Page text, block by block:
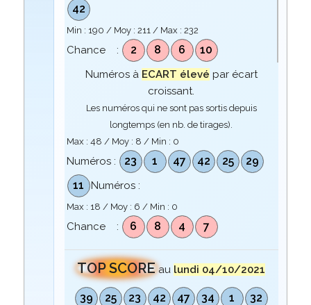
42
Min : 190 / Moy : 211/ Max : 232
Chance : 2 8 6 10
Numéros à ECART élevé par écart
croissant.
Les numéros qui ne sont pas sortis depuis
longtemps (en nb. de tirages).
Max : 48 / Moy : 8 / Min : 0
Numéros : 23 1 47 42 25
29
11
Numéros :
Max : 18 / Moy : 6 / Min : 0
Chance : 6 8 4 7
TOP SCORE au lundi 04/10/2021
39 25 23 42 47 34 1 32